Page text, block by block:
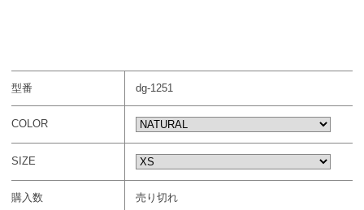
型番 dg-1251
COLOR
SIZE
購入数 売り切れ